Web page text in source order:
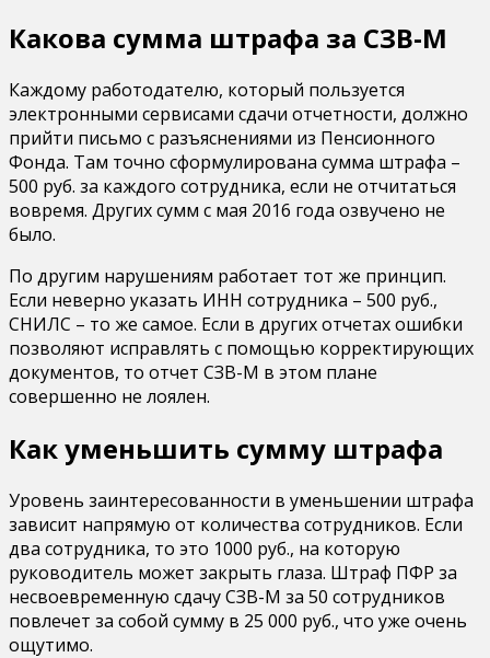
Какова сумма штрафа за СЗВ-М
Каждому работодателю, который пользуется
электронными сервисами сдачи отчетности, должно
прийти письмо с разъяснениями из Пенсионного
Фонда. Там точно сформулирована сумма штрафа –
500 руб. за каждого сотрудника, если не отчитаться
вовремя. Других сумм с мая 2016 года озвучено не
было.
По другим нарушениям работает тот же принцип.
Если неверно указать ИНН сотрудника – 500 руб.,
СНИЛС – то же самое. Если в других отчетах ошибки
позволяют исправлять с помощью корректирующих
документов, то отчет СЗВ-М в этом плане
совершенно не лоялен.
Как уменьшить сумму штрафа
Уровень заинтересованности в уменьшении штрафа
зависит напрямую от количества сотрудников. Если
два сотрудника, то это 1000 руб., на которую
руководитель может закрыть глаза. Штраф ПФР за
несвоевременную сдачу СЗВ-М за 50 сотрудников
повлечет за собой сумму в 25 000 руб., что уже очень
ощутимо.